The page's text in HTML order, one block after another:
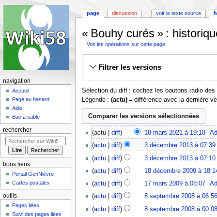
« Bouhy curés » :
Voir les opérations sur cette page
Filtrer les versions
Sélection du diff : cochez les boutons radio
Légende : (actu)= différence avec la dernière
mars
2021
actu diff 18 mars 2021 à 19:18‎
A
u
c
u
r
é
s
décembre
2013
actu diff 3 décembre 2013 à 07:39‎
actu
diff 3 décembre 2013 à 07:10‎
2009
actu diff 18 décembre 2009 à
A
u
c
u
2009
actu diff 17 mars 2009 à 08:07‎
2008
actu diff 8 septembre 2008 à 06:56
A
u
actu diff 8 septembre 2008 à 00:08
page discussion voir le texte source
navigation
Accueil
Page au hasard
Aide
Bac à sable
rechercher
bons liens
Portail GenNièvre
Cartes postales
outils
Pages liées
Suivi des pages liées